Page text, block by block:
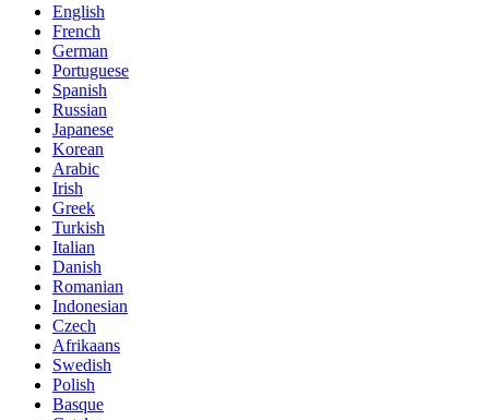
English
French
German
Portuguese
Spanish
Russian
Japanese
Korean
Arabic
Irish
Greek
Turkish
Italian
Danish
Romanian
Indonesian
Czech
Afrikaans
Swedish
Polish
Basque